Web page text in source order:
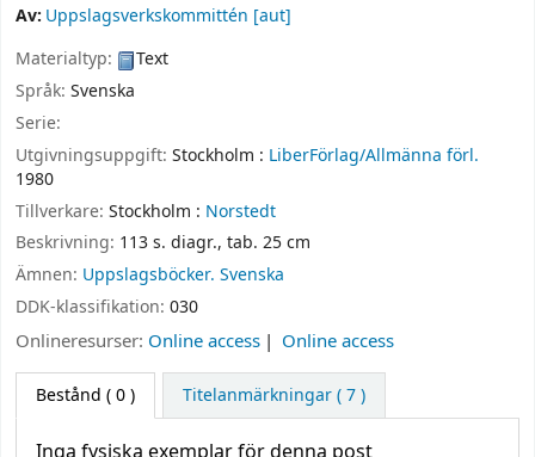
Av: Uppslagsverkskommittén [aut]
Materialtyp:
Text
Språk: Svenska
Serie:
Utgivningsuppgift: Stockholm : LiberFörlag/Allmänna förl.
1980
Tillverkare: Stockholm : Norstedt
Beskrivning: 113 s. diagr., tab. 25 cm
Ämnen: Uppslagsböcker. Svenska
DDK-klassifikation: 030
Onlineresurser: Online access Online access
Bestånd ( 0 ) Titelanmärkningar ( 7 )